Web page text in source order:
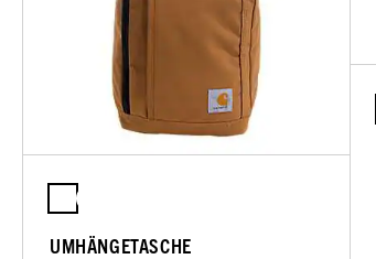
UMHÄNGETASCHE